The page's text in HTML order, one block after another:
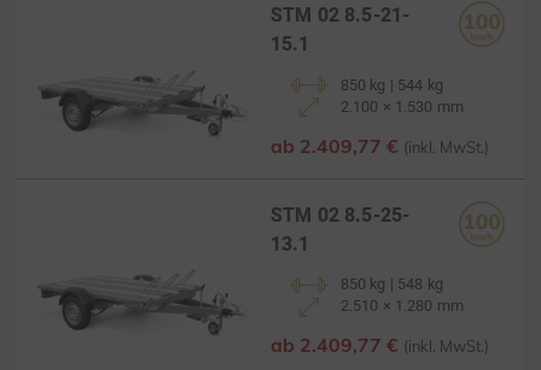
STM 02 8.5-21-
15.1
850 kg | 544 kg
2.100 × 1.530 mm
ab 2.409,77 € (inkl. MwSt.)
STM 02 8.5-25-
13.1
850 kg | 548 kg
2.510 × 1.280 mm
ab 2.409,77 € (inkl. MwSt.)